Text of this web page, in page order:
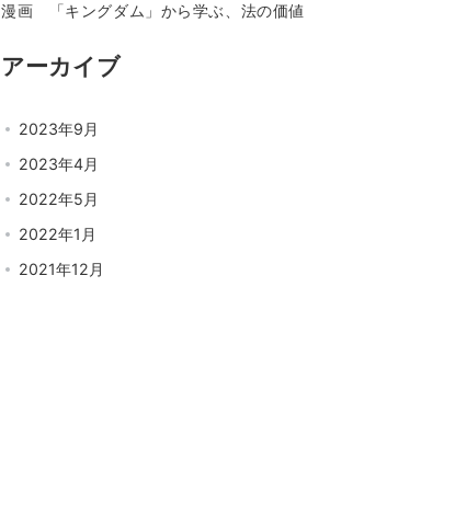
漫画 「キングダム」から学ぶ、法の価値
アーカイブ
2023年9月
2023年4月
2022年5月
2022年1月
2021年12月